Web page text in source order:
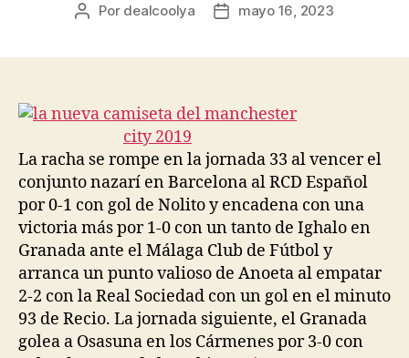
Autor
Por dealcoolya
Fechamayo 16, 2023
La racha se rompe en la jornada 33 al vencer el
conjunto nazarí en Barcelona al RCD Español
por 0-1 con gol de Nolito y encadena con una
victoria más por 1-0 con un tanto de Ighalo en
Granada ante el Málaga Club de Fútbol y
arranca un punto valioso de Anoeta al empatar
2-2 con la Real Sociedad con un gol en el minuto
93 de Recio. La jornada siguiente, el Granada
golea a Osasuna en los Cármenes por 3-0 con